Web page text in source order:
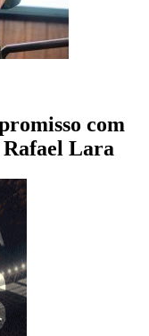
com
Rafael Lara